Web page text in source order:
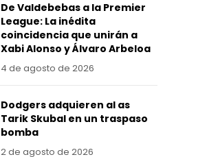
De Valdebebas a la Premier
League: La inédita
coincidencia que unirán a
Xabi Alonso y Álvaro Arbeloa
4 de agosto de 2026
Dodgers adquieren al as
Tarik Skubal en un traspaso
bomba
2 de agosto de 2026